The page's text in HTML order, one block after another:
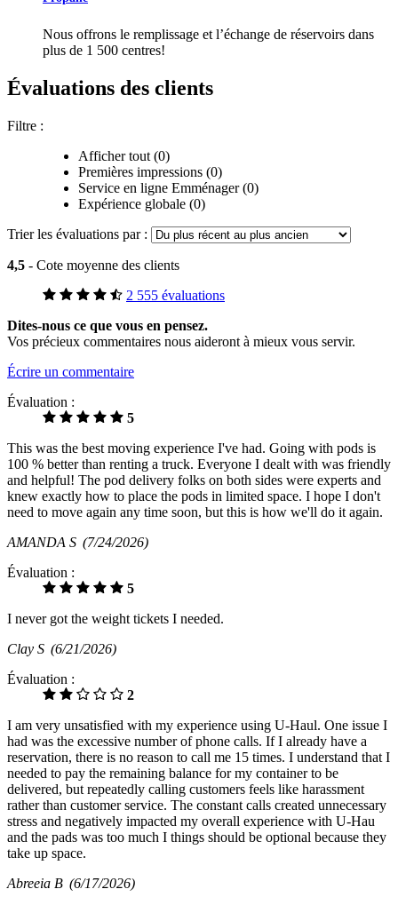
Nous offrons le remplissage et l’échange de réservoirs dans
plus de 1 500 centres!
Évaluations des clients
Filtre :
Afficher tout (0)
Premières impressions (0)
Service en ligne Emménager (0)
Expérience globale (0)
Trier les évaluations par :
4,5 - Cote moyenne des clients
2 555 évaluations
Dites-nous ce que vous en pensez.
Vos précieux commentaires nous aideront à mieux vous servir.
Écrire un commentaire
Évaluation :
5
This was the best moving experience I've had. Going with pods is
100 % better than renting a truck. Everyone I dealt with was friendly
and helpful! The pod delivery folks on both sides were experts and
knew exactly how to place the pods in limited space. I hope I don't
need to move again any time soon, but this is how we'll do it again.
AMANDA S (7/24/2026)
Évaluation :
5
I never got the weight tickets I needed.
Clay S (6/21/2026)
Évaluation :
2
I am very unsatisfied with my experience using U-Haul. One issue I
had was the excessive number of phone calls. If I already have a
reservation, there is no reason to call me 15 times. I understand that I
needed to pay the remaining balance for my container to be
delivered, but repeatedly calling customers feels like harassment
rather than customer service. The constant calls created unnecessary
stress and negatively impacted my overall experience with U-Hau
and the pads was too much I things should be optional because they
take up space.
Abreeia B (6/17/2026)